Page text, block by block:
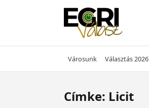
Városunk Választás 2026
Címke: Licit